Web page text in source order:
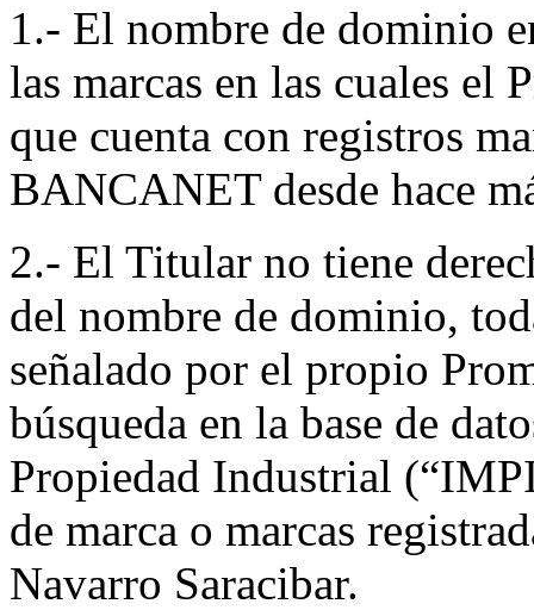
1.- El nombre de dominio
las marcas en las cuales el
que cuenta con registros
BANCANET desde hace
2.- El Titular no tiene
del nombre de dominio,
señalado por el propio
búsqueda en la base de
Propiedad Industrial
de marca o marcas
Navarro Saracibar.